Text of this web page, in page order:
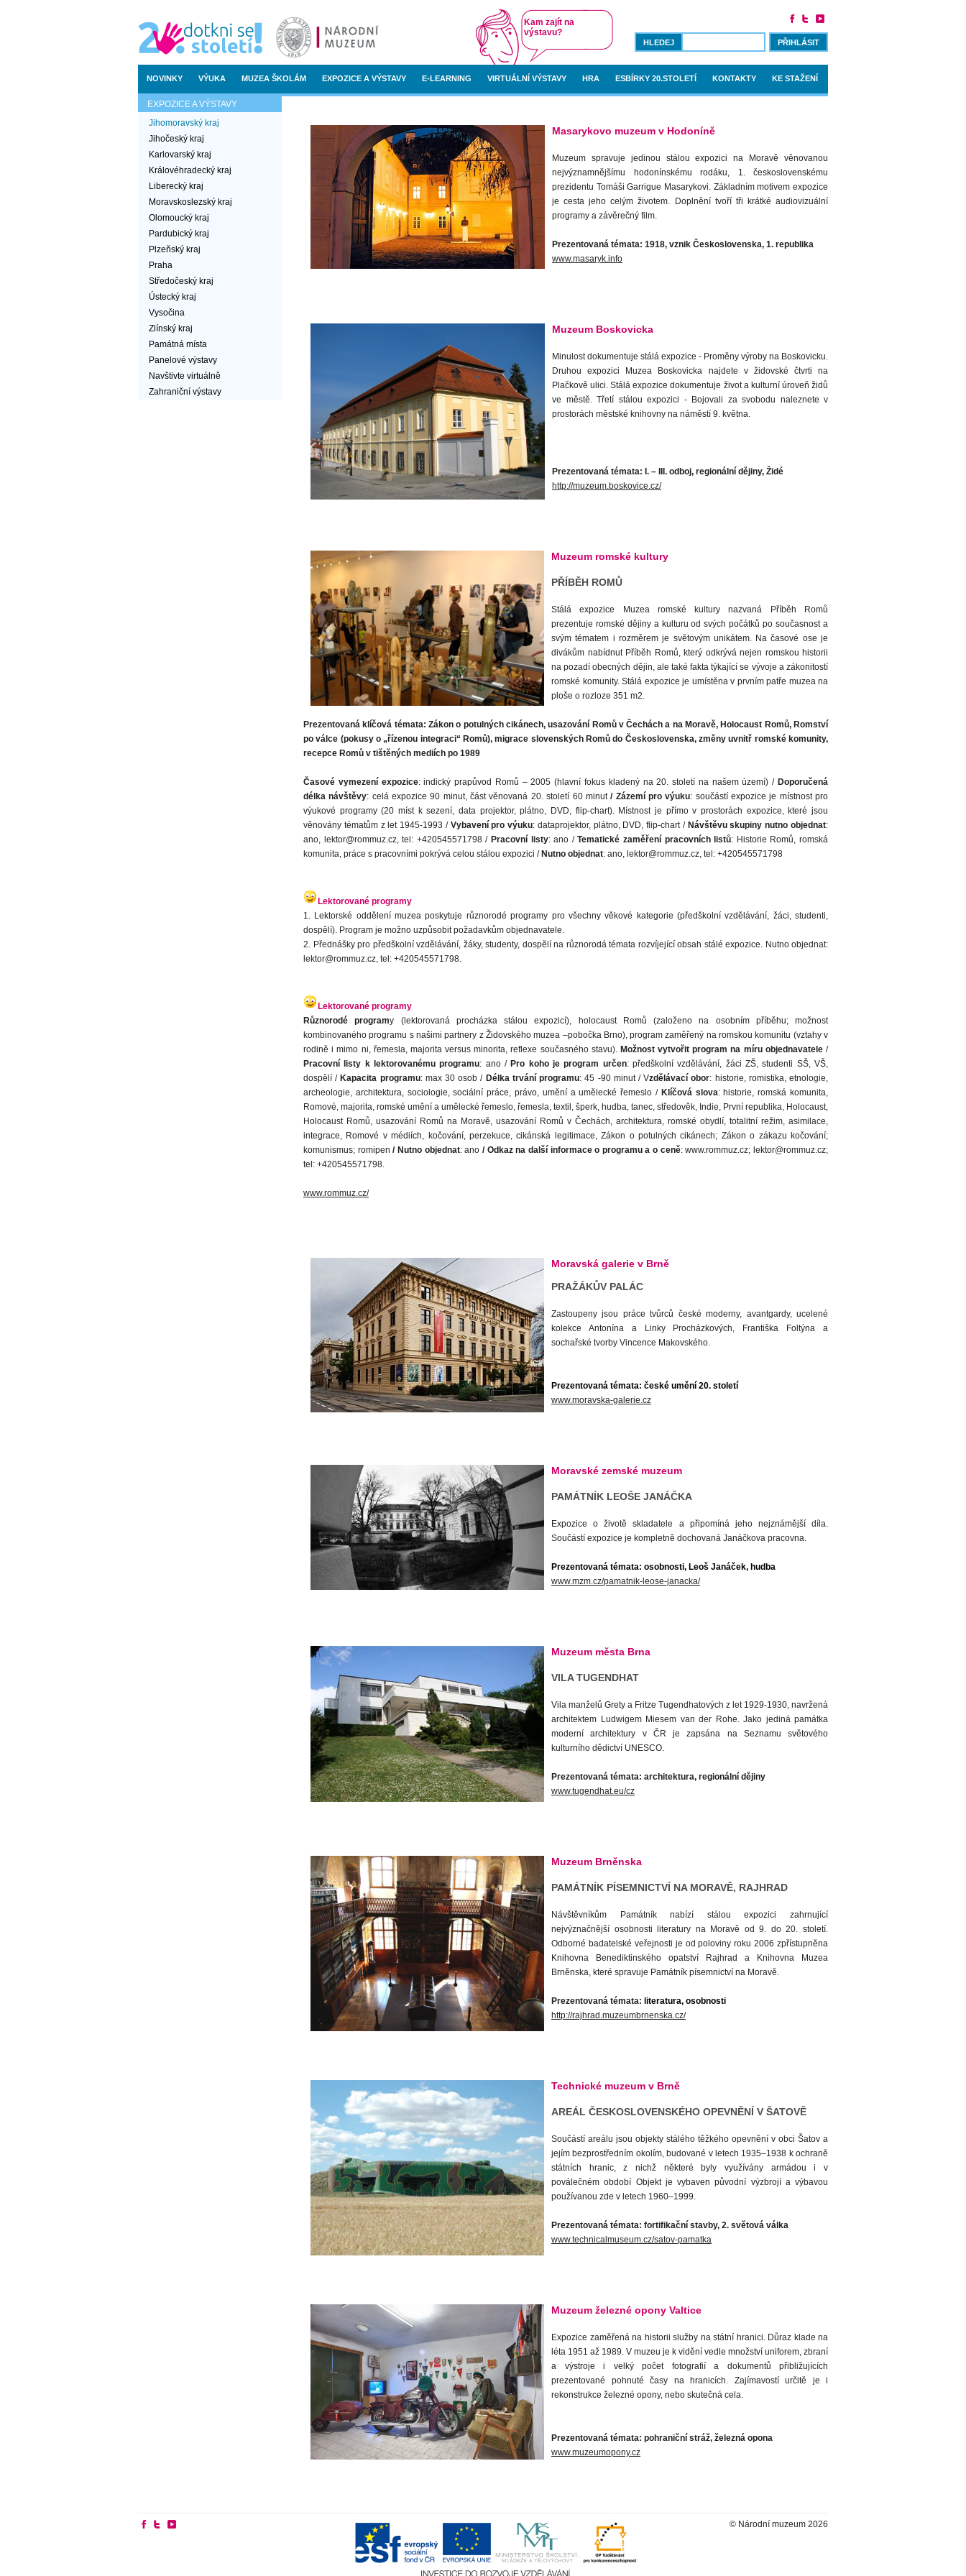
PŘIHLÁSIT
Kam zajít na
výstavu?
NOVINKY VÝUKA MUZEA ŠKOLÁM EXPOZICE A VÝSTAVY E-LEARNING VIRTUÁLNÍ VÝSTAVY HRA ESBÍRKY 20.STOLETÍ KONTAKTY KE STAŽENÍ
EXPOZICE A VÝSTAVY
Jihomoravský kraj
Jihočeský kraj
Karlovarský kraj
Královéhradecký kraj
Liberecký kraj
Moravskoslezský kraj
Olomoucký kraj
Pardubický kraj
Plzeňský kraj
Praha
Středočeský kraj
Ústecký kraj
Vysočina
Zlínský kraj
Památná místa
Panelové výstavy
Navštivte virtuálně
Zahraniční výstavy
Masarykovo muzeum v Hodoníně
Muzeum spravuje jedinou stálou expozici na Moravě věnovanou
nejvýznamnějšímu hodonínskému rodáku, 1. československému
prezidentu Tomáši Garrigue Masarykovi. Základním motivem expozice
je cesta jeho celým životem. Doplnění tvoří tři krátké audiovizuální
programy a závěrečný film.
Prezentovaná témata: 1918, vznik Československa, 1. republika
www.masaryk.info
Muzeum Boskovicka
Minulost dokumentuje stálá expozice - Proměny výroby na Boskovicku.
Druhou expozici Muzea Boskovicka najdete v židovské čtvrti na
Plačkově ulici. Stálá expozice dokumentuje život a kulturní úroveň židů
ve městě. Třetí stálou expozici - Bojovali za svobodu naleznete v
prostorách městské knihovny na náměstí 9. května.
Prezentovaná témata: I. – III. odboj, regionální dějiny, Židé
http://muzeum.boskovice.cz/
Muzeum romské kultury
PŘÍBĚH ROMŮ
Stálá expozice Muzea romské kultury nazvaná Příběh Romů
prezentuje romské dějiny a kulturu od svých počátků po současnost a
svým tématem i rozměrem je světovým unikátem. Na časové ose je
divákům nabídnut Příběh Romů, který odkrývá nejen romskou historii
na pozadí obecných dějin, ale také fakta týkající se vývoje a zákonitostí
romské komunity. Stálá expozice je umístěna v prvním patře muzea na
ploše o rozloze 351 m2.
Prezentovaná klíčová témata: Zákon o potulných cikánech, usazování Romů v Čechách a na Moravě, Holocaust Romů, Romství
po válce (pokusy o „řízenou integraci“ Romů), migrace slovenských Romů do Československa, změny uvnitř romské komunity,
recepce Romů v tištěných mediích po 1989
Časové vymezení expozice: indický prapůvod Romů – 2005 (hlavní fokus kladený na 20. století na našem území) / Doporučená
délka návštěvy: celá expozice 90 minut, část věnovaná 20. století 60 minut/ Zázemí pro výuku: součástí expozice je místnost pro
výukové programy (20 míst k sezení, data projektor, plátno, DVD, flip-chart). Místnost je přímo v prostorách expozice, které jsou
věnovány tématům z let 1945-1993 / Vybavení pro výuku: dataprojektor, plátno, DVD, flip-chart / Návštěvu skupiny nutno objednat:
ano, lektor@rommuz.cz, tel: +420545571798 / Pracovní listy: ano /Tematické zaměření pracovních listů: Historie Romů, romská
komunita, práce s pracovními pokrývá celou stálou expozici / Nutno objednat: ano, lektor@rommuz.cz, tel: +420545571798
Lektorované programy
1. Lektorské oddělení muzea poskytuje různorodé programy pro všechny věkové kategorie (předškolní vzdělávání, žáci, studenti,
dospělí). Program je možno uzpůsobit požadavkům objednavatele.
2. Přednášky pro předškolní vzdělávání, žáky, studenty, dospělí na různorodá témata rozvíjející obsah stálé expozice. Nutno objednat:
lektor@rommuz.cz, tel: +420545571798.
Lektorované programy
Různorodé programy (lektorovaná procházka stálou expozicí), holocaust Romů (založeno na osobním příběhu; možnost
kombinovaného programu s našimi partnery z Židovského muzea –pobočka Brno), program zaměřený na romskou komunitu (vztahy v
rodině i mimo ni, řemesla, majorita versus minorita, reflexe současného stavu). Možnost vytvořit program na míru objednavatele/
Pracovní listy k lektorovanému programu: ano / Pro koho je program určen: předškolní vzdělávání, žáci ZŠ, studenti SŠ, VŠ,
dospělí / Kapacita programu: max 30 osob / Délka trvání programu: 45 -90 minut / Vzdělávací obor: historie, romistika, etnologie,
archeologie, architektura, sociologie, sociální práce, právo, umění a umělecké řemeslo / Klíčová slova: historie, romská komunita,
Romové, majorita, romské umění a umělecké řemeslo, řemesla, textil, šperk, hudba, tanec, středověk, Indie, První republika, Holocaust,
Holocaust Romů, usazování Romů na Moravě, usazování Romů v Čechách, architektura, romské obydlí, totalitní režim, asimilace,
integrace, Romové v médiích, kočování, perzekuce, cikánská legitimace, Zákon o potulných cikánech; Zákon o zákazu kočování;
komunismus; romipen / Nutno objednat: ano / Odkaz na další informace o programu a o ceně: www.rommuz.cz; lektor@rommuz.cz;
tel: +420545571798.
www.rommuz.cz/
Moravská galerie v Brně
PRAŽÁKŮV PALÁC
Zastoupeny jsou práce tvůrců české moderny, avantgardy, ucelené
kolekce Antonína a Linky Procházkových, Františka Foltýna a
sochařské tvorby Vincence Makovského.
Prezentovaná témata: české umění 20. století
www.moravska-galerie.cz
Moravské zemské muzeum
PAMÁTNÍK LEOŠE JANÁČKA
Expozice o životě skladatele a připomíná jeho nejznámější díla.
Součástí expozice je kompletně dochovaná Janáčkova pracovna.
Prezentovaná témata: osobnosti, Leoš Janáček, hudba
www.mzm.cz/pamatnik-leose-janacka/
Muzeum města Brna
VILA TUGENDHAT
Vila manželů Grety a Fritze Tugendhatových z let 1929-1930, navržená
architektem Ludwigem Miesem van der Rohe. Jako jediná památka
moderní architektury v ČR je zapsána na Seznamu světového
kulturního dědictví UNESCO.
Prezentovaná témata: architektura, regionální dějiny
www.tugendhat.eu/cz
Muzeum Brněnska
PAMÁTNÍK PÍSEMNICTVÍ NA MORAVĚ, RAJHRAD
Návštěvníkům Památník nabízí stálou expozici zahrnující
nejvýznačnější osobnosti literatury na Moravě od 9. do 20. století.
Odborné badatelské veřejnosti je od poloviny roku 2006 zpřístupněna
Knihovna Benediktinského opatství Rajhrad a Knihovna Muzea
Brněnska, které spravuje Památník písemnictví na Moravě.
Prezentovaná témata: literatura, osobnosti
http://rajhrad.muzeumbrnenska.cz/
Technické muzeum v Brně
AREÁL ČESKOSLOVENSKÉHO OPEVNĚNÍ V ŠATOVĚ
Součástí areálu jsou objekty stálého těžkého opevnění v obci Šatov a
jejím bezprostředním okolím, budované v letech 1935–1938 k ochraně
státních hranic, z nichž některé byly využívány armádou i v
poválečném období Objekt je vybaven původní výzbrojí a výbavou
používanou zde v letech 1960–1999.
Prezentovaná témata: fortifikační stavby, 2. světová válka
www.technicalmuseum.cz/satov-pamatka
Muzeum železné opony Valtice
Expozice zaměřená na historii služby na státní hranici. Důraz klade na
léta 1951 až 1989. V muzeu je k vidění vedle množství uniforem, zbraní
a výstroje i velký počet fotografií a dokumentů přibližujících
prezentované pohnuté časy na hranicích. Zajímavostí určitě je i
rekonstrukce železné opony, nebo skutečná cela.
Prezentovaná témata: pohraniční stráž, železná opona
www.muzeumopony.cz
© Národní muzeum 2026